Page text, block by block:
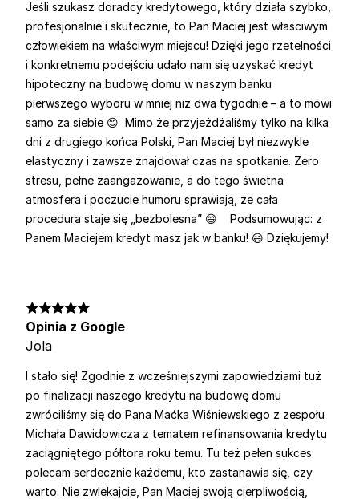
Jeśli szukasz doradcy kredytowego, który działa szybko,
profesjonalnie i skutecznie, to Pan Maciej jest właściwym
człowiekiem na właściwym miejscu! Dzięki jego rzetelności
i konkretnemu podejściu udało nam się uzyskać kredyt
hipoteczny na budowę domu w naszym banku
pierwszego wyboru w mniej niż dwa tygodnie – a to mówi
samo za siebie 😊 Mimo że przyjeżdżaliśmy tylko na kilka
dni z drugiego końca Polski, Pan Maciej był niezwykle
elastyczny i zawsze znajdował czas na spotkanie. Zero
stresu, pełne zaangażowanie, a do tego świetna
atmosfera i poczucie humoru sprawiają, że cała
procedura staje się „bezbolesna” 😄 Podsumowując: z
Panem Maciejem kredyt masz jak w banku! 😃 Dziękujemy!
Opinia z Google
Jola
I stało się! Zgodnie z wcześniejszymi zapowiedziami tuż
po finalizacji naszego kredytu na budowę domu
zwróciliśmy się do Pana Maćka Wiśniewskiego z zespołu
Michała Dawidowicza z tematem refinansowania kredytu
zaciągniętego półtora roku temu. Tu też pełen sukces
polecam serdecznie każdemu, kto zastanawia się, czy
warto. Nie zwlekajcie, Pan Maciej swoją cierpliwością,